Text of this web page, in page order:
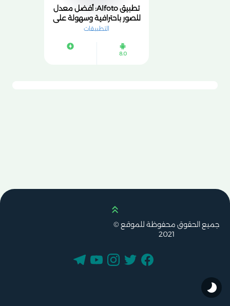
تطبيق Alfoto: أفضل معدل
للصور باحترافية وسهولة على
هاتفك
التطبيقات
8.0
Scroll up
جميع الحقوق محفوظة للموقع ©
2021